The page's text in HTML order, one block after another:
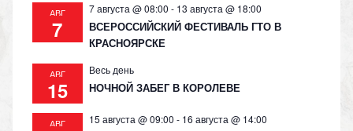
АВГ
7
7 августа @ 08:00 - 13 августа @ 18:00
ВСЕРОССИЙСКИЙ ФЕСТИВАЛЬ ГТО В
КРАСНОЯРСКЕ
АВГ
15
Весь день
НОЧНОЙ ЗАБЕГ В КОРОЛЕВЕ
АВГ 15 августа @ 09:00 - 16 августа @ 14:00